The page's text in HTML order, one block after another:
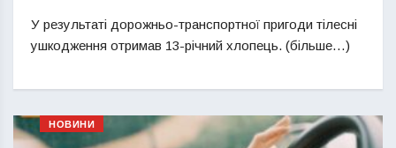
У результаті дорожньо-транспортної пригоди тілесні
ушкодження отримав 13-річний хлопець. (більше…)
НОВИНИ